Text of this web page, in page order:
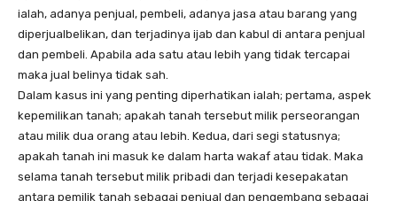
ialah, adanya penjual, pembeli, adanya jasa atau barang yang
diperjualbelikan, dan terjadinya ijab dan kabul di antara penjual
dan pembeli. Apabila ada satu atau lebih yang tidak tercapai
maka jual belinya tidak sah.
Dalam kasus ini yang penting diperhatikan ialah; pertama, aspek
kepemilikan tanah; apakah tanah tersebut milik perseorangan
atau milik dua orang atau lebih. Kedua, dari segi statusnya;
apakah tanah ini masuk ke dalam harta wakaf atau tidak. Maka
selama tanah tersebut milik pribadi dan terjadi kesepakatan
antara pemilik tanah sebagai penjual dan pengembang sebagai